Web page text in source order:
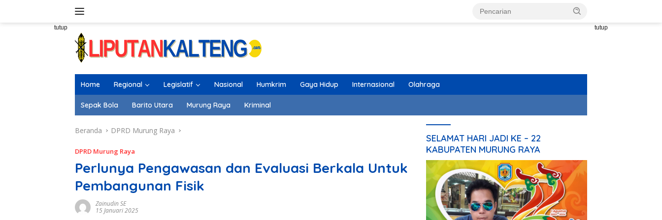
tutup tutup
Home Regional Legislatif Nasional Humkrim Gaya Hidup Internasional Olahraga
Sepak Bola Barito Utara Murung Raya Kriminal
Beranda DPRD Murung Raya
DPRD Murung Raya
Perlunya Pengawasan dan Evaluasi Berkala Untuk
Pembangunan Fisik
Zainudin SE
15 Januari 2025
SELAMAT HARI JADI KE – 22
KABUPATEN MURUNG RAYA